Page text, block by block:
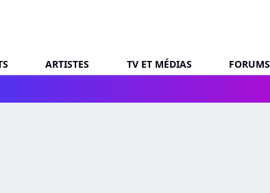
ARTISTES TV ET MÉDIAS
FORUMS